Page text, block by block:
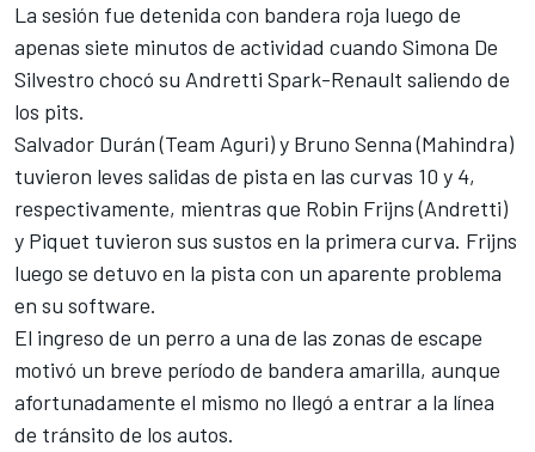
La sesión fue detenida con bandera roja luego de
apenas siete minutos de actividad cuando Simona De
Silvestro chocó su Andretti Spark-Renault saliendo de
los pits.
Salvador Durán (Team Aguri) y Bruno Senna (Mahindra)
tuvieron leves salidas de pista en las curvas 10 y 4,
respectivamente, mientras que Robin Frijns (Andretti)
y Piquet tuvieron sus sustos en la primera curva. Frijns
luego se detuvo en la pista con un aparente problema
en su software.
El ingreso de un perro a una de las zonas de escape
motivó un breve período de bandera amarilla, aunque
afortunadamente el mismo no llegó a entrar a la línea
de tránsito de los autos.